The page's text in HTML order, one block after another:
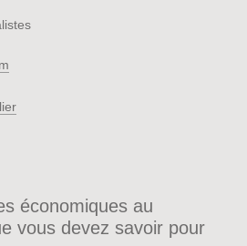
économiques au
vous devez savoir pour